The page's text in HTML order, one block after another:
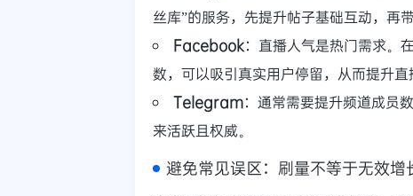
丝库”的服务，先提升帖子基础互动，再
Facebook：直播人气是热门需求。
数，可以吸引真实用户停留，从而提升直
Telegram：通常需要提升频道成员
来活跃且权威。
避免常见误区：刷量不等于无效增